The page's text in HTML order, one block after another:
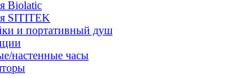
Biolatic
SITITEK
и портативный душ
настенные часы